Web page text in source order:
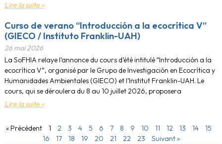
Lire la suite »
Curso de verano “Introducción a la ecocrítica V”
(GIECO / Instituto Franklin-UAH)
26 mai 2026
La SoFHIA relaye l’annonce du cours d’été intitulé “Introducción a la
ecocrítica V”, organisé par le Grupo de Investigación en Ecocrítica y
Humanidades Ambientales (GIECO) et l’Institut Franklin-UAH. Le
cours, qui se déroulera du 8 au 10 juillet 2026, proposera
Lire la suite »
« Précédent 1 2 3 4 5 6 7 8 9 10 11 12 13 14
15
16
17 18 19 20 21 22 23 Suivant »